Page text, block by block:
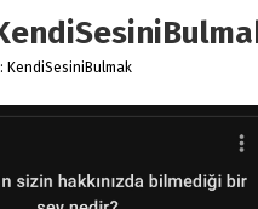
KendiSesiniBulmak